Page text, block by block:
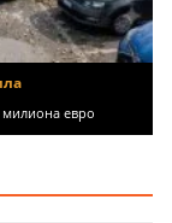
милиона евро